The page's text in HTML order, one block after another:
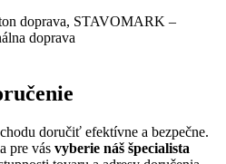
doprava, STAVOMARK –
doprava
doručiť efektívne a bezpečne.
pre vás vyberie náš špecialista